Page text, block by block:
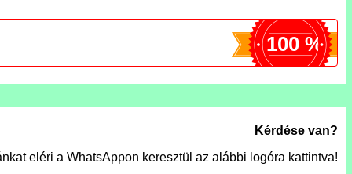
100 %
Kérdése van?
eléri a WhatsAppon keresztül az alábbi logóra kattintva!